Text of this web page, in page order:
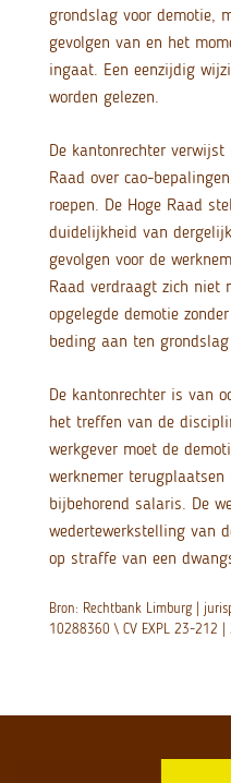
grondslag voor demotie,
gevolgen van en het
ingaat. Een eenzijdig
worden gelezen.
De kantonrechter
Raad over cao-
roepen. De Hoge Raad
duidelijkheid van
gevolgen voor de
Raad verdraagt zich niet
opgelegde demotie
beding aan ten
De kantonrechter is van
het treffen van de
werkgever moet de
werknemer
bijbehorend salaris. De
wedertewerkstelling van
op straffe van een
Bron: Rechtbank Limburg |
10288360 \ CV EXPL 23-212